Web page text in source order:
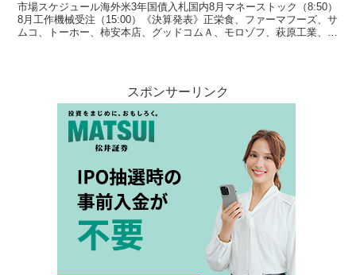
市場スケジュール海外米3年国債入札国内8月マネーストック（8:50）
8月工作機械受注（15:00）《決算発表》正栄食、ファーマフーズ、サ
ムコ、トーホー、柿安本店、グッドコムＡ、モロゾフ、萩原工業、ア
スポンサーリンク